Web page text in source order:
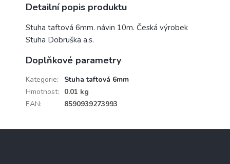
Detailní popis produktu
Stuha taftová 6mm. návin 10m. Česká výrobek
Stuha Dobruška a.s.
Doplňkové parametry
Kategorie:
Stuha taftová 6mm
Hmotnost:
0.01 kg
EAN: 8590939273993